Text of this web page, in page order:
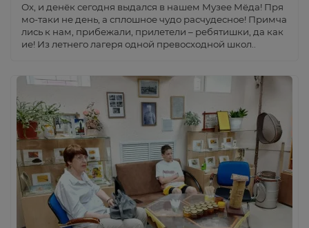
Ох, и денёк сегодня выдался в нашем Музее Мёда! Пря
мо-таки не день, а сплошное чудо расчудесное! Примча
лись к нам, прибежали, прилетели – ребятишки, да как
ие! Из летнего лагеря одной превосходной школ..